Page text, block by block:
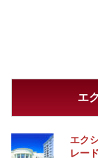
エ
エク
レー